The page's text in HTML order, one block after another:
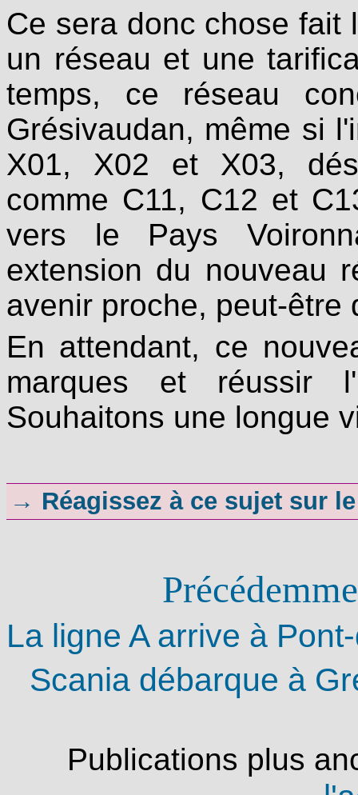
Ce sera donc chose fait
un réseau et une
temps, ce réseau
Grésivaudan, même si
X01, X02 et X03,
comme C11, C12 et
vers le Pays
extension du nouveau
avenir proche, peut-être
En attendant, ce
marques et réussir
Souhaitons une longue
→ Réagissez à ce sujet sur
La ligne A arrive à
Scania débarque à
Publications plus